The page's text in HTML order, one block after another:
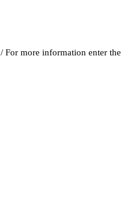
For more information enter the